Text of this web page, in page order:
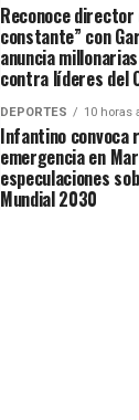
Reconoce director
constante” con
anuncia
contra líderes del
DEPORTES 10 horas
Infantino convoca
emergencia en
especulaciones
Mundial 2030